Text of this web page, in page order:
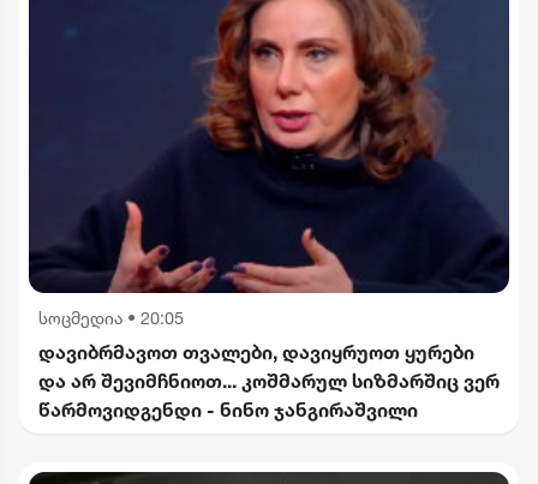
სოცმედია • 20:05
დავიბრმავოთ თვალები, დავიყრუოთ ყურები
და არ შევიმჩნიოთ... კოშმარულ სიზმარშიც ვერ
წარმოვიდგენდი - ნინო ჯანგირაშვილი